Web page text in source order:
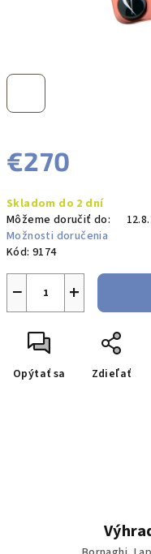
€270
cena:
Skladom do 2 dní
Môžeme doručiť do:
Možnosti doručenia
Kód: 9174
+
−
Opýtať sa Zdieľať